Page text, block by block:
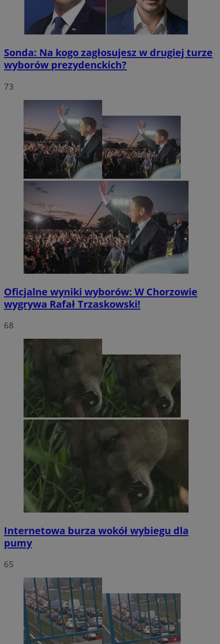
Sonda: Na kogo zagłosujesz w drugiej turze
wyborów prezydenckich?
73
Oficjalne wyniki wyborów: W Chorzowie
wygrywa Rafał Trzaskowski!
68
Internetowa burza wokół wybiegu dla
pumy
65